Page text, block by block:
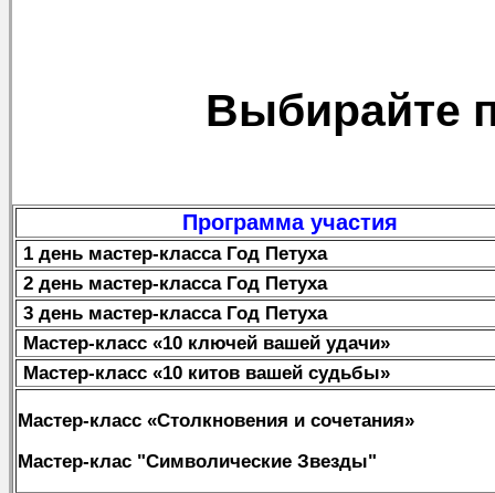
Выбирайте
Программа участия
1 день мастер-класса Год Петуха
2 день мастер-класса Год Петуха
3 день мастер-класса Год Петуха
Мастер-класс «10 ключей вашей удачи»
Мастер-класс «10 китов вашей судьбы»
Мастер-класс «Столкновения и сочетания»
Мастер-клас "Символические Звезды"